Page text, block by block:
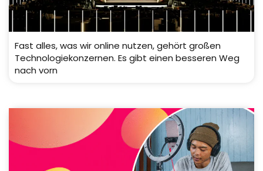
Fast alles, was wir online nutzen, gehört großen
Technologiekonzernen. Es gibt einen besseren Weg
nach vorn